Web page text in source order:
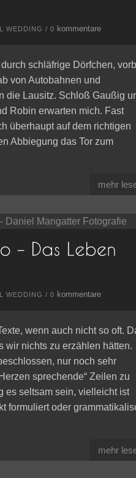
WEDDING / 0 kommentare
schläfrige Dörfchen,
von Autobahnen und
die Lausitz. Schloß Gaußig
Robin erwarten mich. Fast
überhaupt auf dem richtigen
Abbiegung das Tor zum
mehr
WEDDING / 0 kommentare
wenn auch nicht so oft.
wir nichts zu erzählen hätten.
nur noch sehr
sprechende“ Zeilen zu
es seltsam sein, vielleicht ist
formuliert oder
mehr